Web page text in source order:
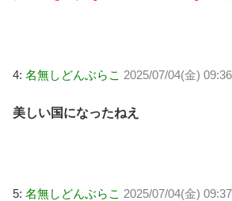
4: 名無しどんぶらこ 2025/07/04(金)
美しい国になったねえ
5: 名無しどんぶらこ 2025/07/04(金)